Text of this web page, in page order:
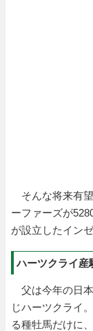
そんな将来有
ーファーズが
が設立したイン
ハーツクライ産
父は今年の日
じハーツクライ
る種牡馬だけに